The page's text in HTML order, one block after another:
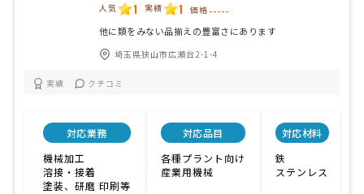
人気 1 実績 1 価格 -----
他に類をみない品揃えの豊富さにあります
埼玉県狭山市広瀬台2-1-4
実績 クチコミ
対応業務
機械加工
溶接・接着
塗装、研磨 印刷等
対応品目
各種プラント向け
産業用機械
対応材料
鉄
ステンレス